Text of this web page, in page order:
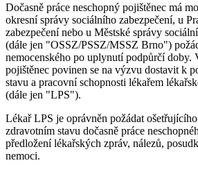
Dočasně práce neschopný pojištěnec má
okresní správy sociálního zabezpečení, u
zabezpečení nebo u Městské správy
(dále jen "OSSZ/PSSZ/MSSZ Brno")
nemocenského po uplynutí podpůrčí doby.
pojištěnec povinen se na výzvu dostavit k
stavu a pracovní schopnosti lékařem
(dále jen "LPS").
Lékař LPS je oprávněn požádat
zdravotním stavu dočasně práce
předložení lékařských zpráv, nálezů,
nemoci.